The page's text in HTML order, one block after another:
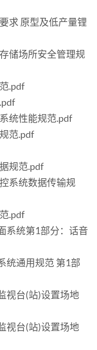
求 原型及低产量锂
储场所安全管理规
.pdf
统性能规范.pdf
范.pdf
规范.pdf
系统数据传输规
.pdf
系统第1部分：话音
统通用规范 第1部
视台(站)设置场地
视台(站)设置场地